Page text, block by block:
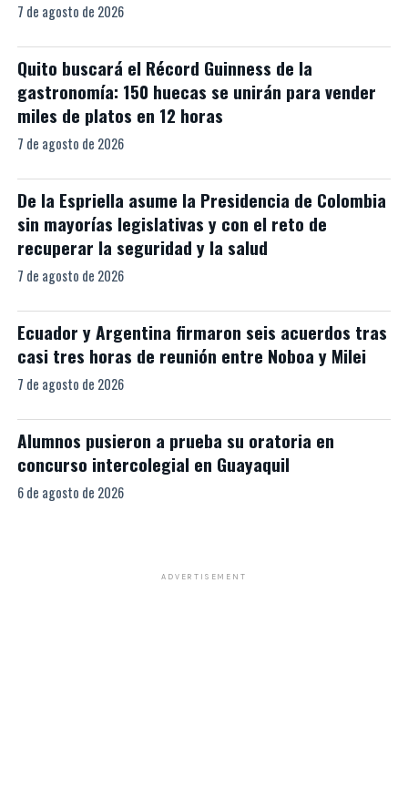
7 de agosto de 2026
Quito buscará el Récord Guinness de la
gastronomía: 150 huecas se unirán para vender
miles de platos en 12 horas
7 de agosto de 2026
De la Espriella asume la Presidencia de Colombia
sin mayorías legislativas y con el reto de
recuperar la seguridad y la salud
7 de agosto de 2026
Ecuador y Argentina firmaron seis acuerdos tras
casi tres horas de reunión entre Noboa y Milei
7 de agosto de 2026
Alumnos pusieron a prueba su oratoria en
concurso intercolegial en Guayaquil
6 de agosto de 2026
ADVERTISEMENT